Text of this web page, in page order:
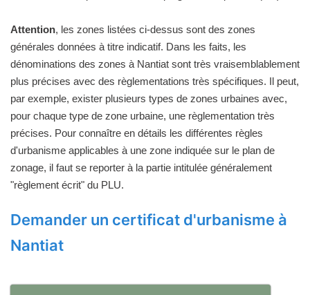
Attention, les zones listées ci-dessus sont des zones
générales données à titre indicatif. Dans les faits, les
dénominations des zones à Nantiat sont très vraisemblablement
plus précises avec des règlementations très spécifiques. Il peut,
par exemple, exister plusieurs types de zones urbaines avec,
pour chaque type de zone urbaine, une règlementation très
précises. Pour connaître en détails les différentes règles
d'urbanisme applicables à une zone indiquée sur le plan de
zonage, il faut se reporter à la partie intitulée généralement
"règlement écrit" du PLU.
Demander un certificat d'urbanisme à
Nantiat